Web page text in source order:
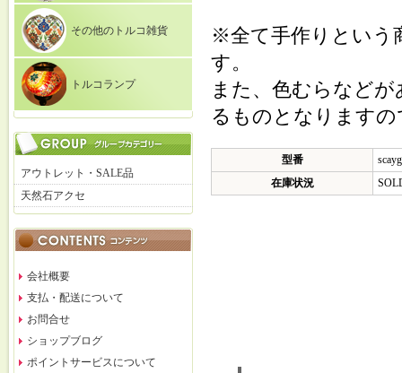
その他のトルコ雑貨
トルコランプ
アウトレット・SALE品
天然石アクセ
会社概要
支払・配送について
お問合せ
ショップブログ
ポイントサービスについて
※全て手作りという
す。
また、色むらなど
るものとなります
型番
在庫状況